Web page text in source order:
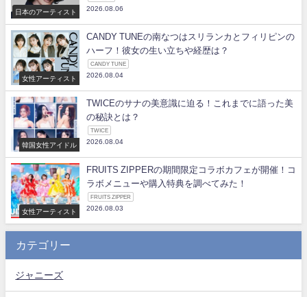
日本のアーティスト 2026.08.06
女性アーティスト
CANDY TUNEの南なつはスリランカとフィリピンの
ハーフ！彼女の生い立ちや経歴は？
CANDY TUNE
2026.08.04
韓国女性アイドル
TWICEのサナの美意識に迫る！これまでに語った美
の秘訣とは？
TWICE
2026.08.04
女性アーティスト
FRUITS ZIPPERの期間限定コラボカフェが開催！コ
ラボメニューや購入特典を調べてみた！
FRUITS ZIPPER
2026.08.03
カテゴリー
ジャニーズ